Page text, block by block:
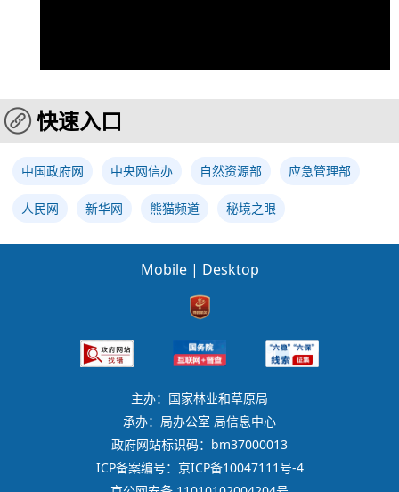
快速入口
中国政府网 中央网信办 自然资源部 应急管理部
人民网 新华网 熊猫频道 秘境之眼
Mobile | Desktop
主办：国家林业和草原局
承办：局办公室 局信息中心
政府网站标识码：bm37000013
ICP备案编号：京ICP备10047111号-4